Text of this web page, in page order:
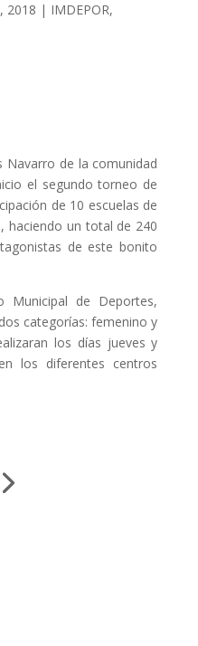
2018 | IMDEPOR,
Navarro de la comunidad
el segundo torneo de
de 10 escuelas de
haciendo un total de 240
de este bonito
Municipal de Deportes,
categorías: femenino y
los días jueves y
los diferentes centros